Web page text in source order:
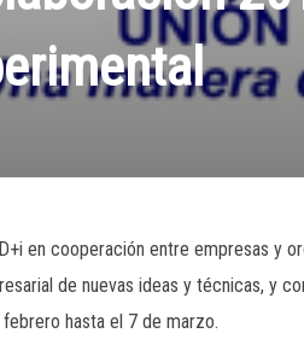
en cooperación entre empresas y
de nuevas ideas y técnicas, y
hasta el 7 de marzo.